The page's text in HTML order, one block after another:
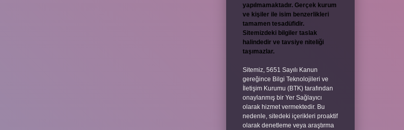
yapılmamaktadır. Gerçek kurum
ve kişiler ile isim benzerlikleri
tamamen tesadüfidir.
Sitemizdeki bilgiler taslak
halindedir ve tavsiye niteliği
taşımazlar.
Sitemiz, 5651 Sayılı Kanun
gereğince Bilgi Teknolojileri ve
İletişim Kurumu (BTK) tarafından
onaylanmış bir Yer Sağlayıcı
olarak hizmet vermektedir. Bu
nedenle, sitedeki içerikleri proaktif
olarak denetleme veya araştırma